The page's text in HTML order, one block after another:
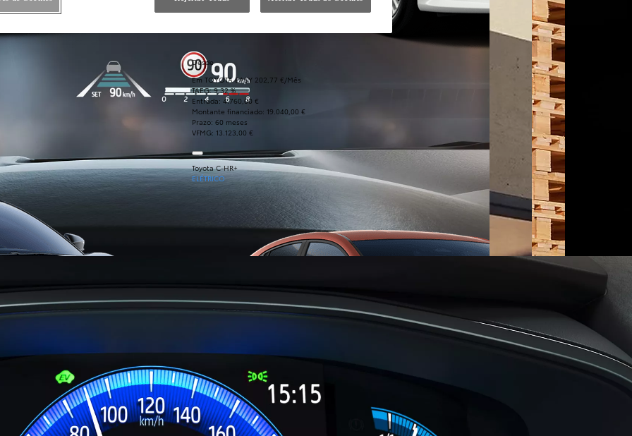
Desde
Em TOYOTA EASY 202,77 €/Mês
TAEG: 9,32 %
Entrada: 4.760,00 €
Montante financiado: 19.040,00 €
Prazo: 60 meses
VFMG: 13.123,00 €
Toyota C-HR+
ELÉTRICO